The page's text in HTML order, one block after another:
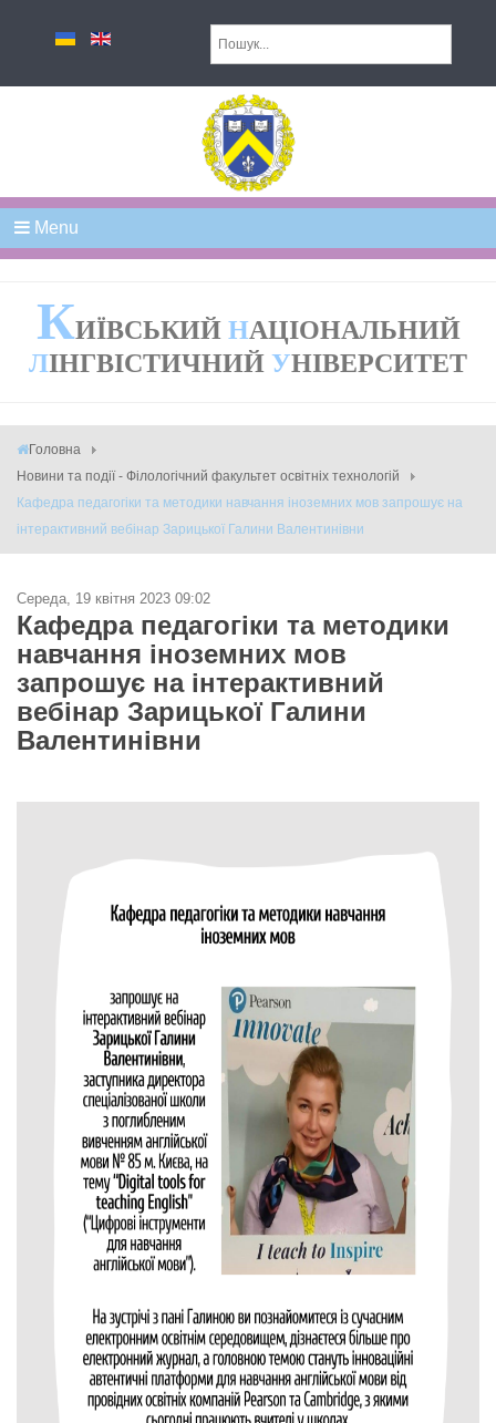
Menu
КИЇВСЬКИЙ НАЦІОНАЛЬНИЙ
ЛІНГВІСТИЧНИЙ УНІВЕРСИТЕТ
Головна
Новини та події - Філологічний факультет освітніх технологій
Кафедра педагогіки та методики навчання іноземних мов запрошує на
інтерактивний вебінар Зарицької Галини Валентинівни
Середа, 19 квітня 2023 09:02
Кафедра педагогіки та методики
навчання іноземних мов
запрошує на інтерактивний
вебінар Зарицької Галини
Валентинівни